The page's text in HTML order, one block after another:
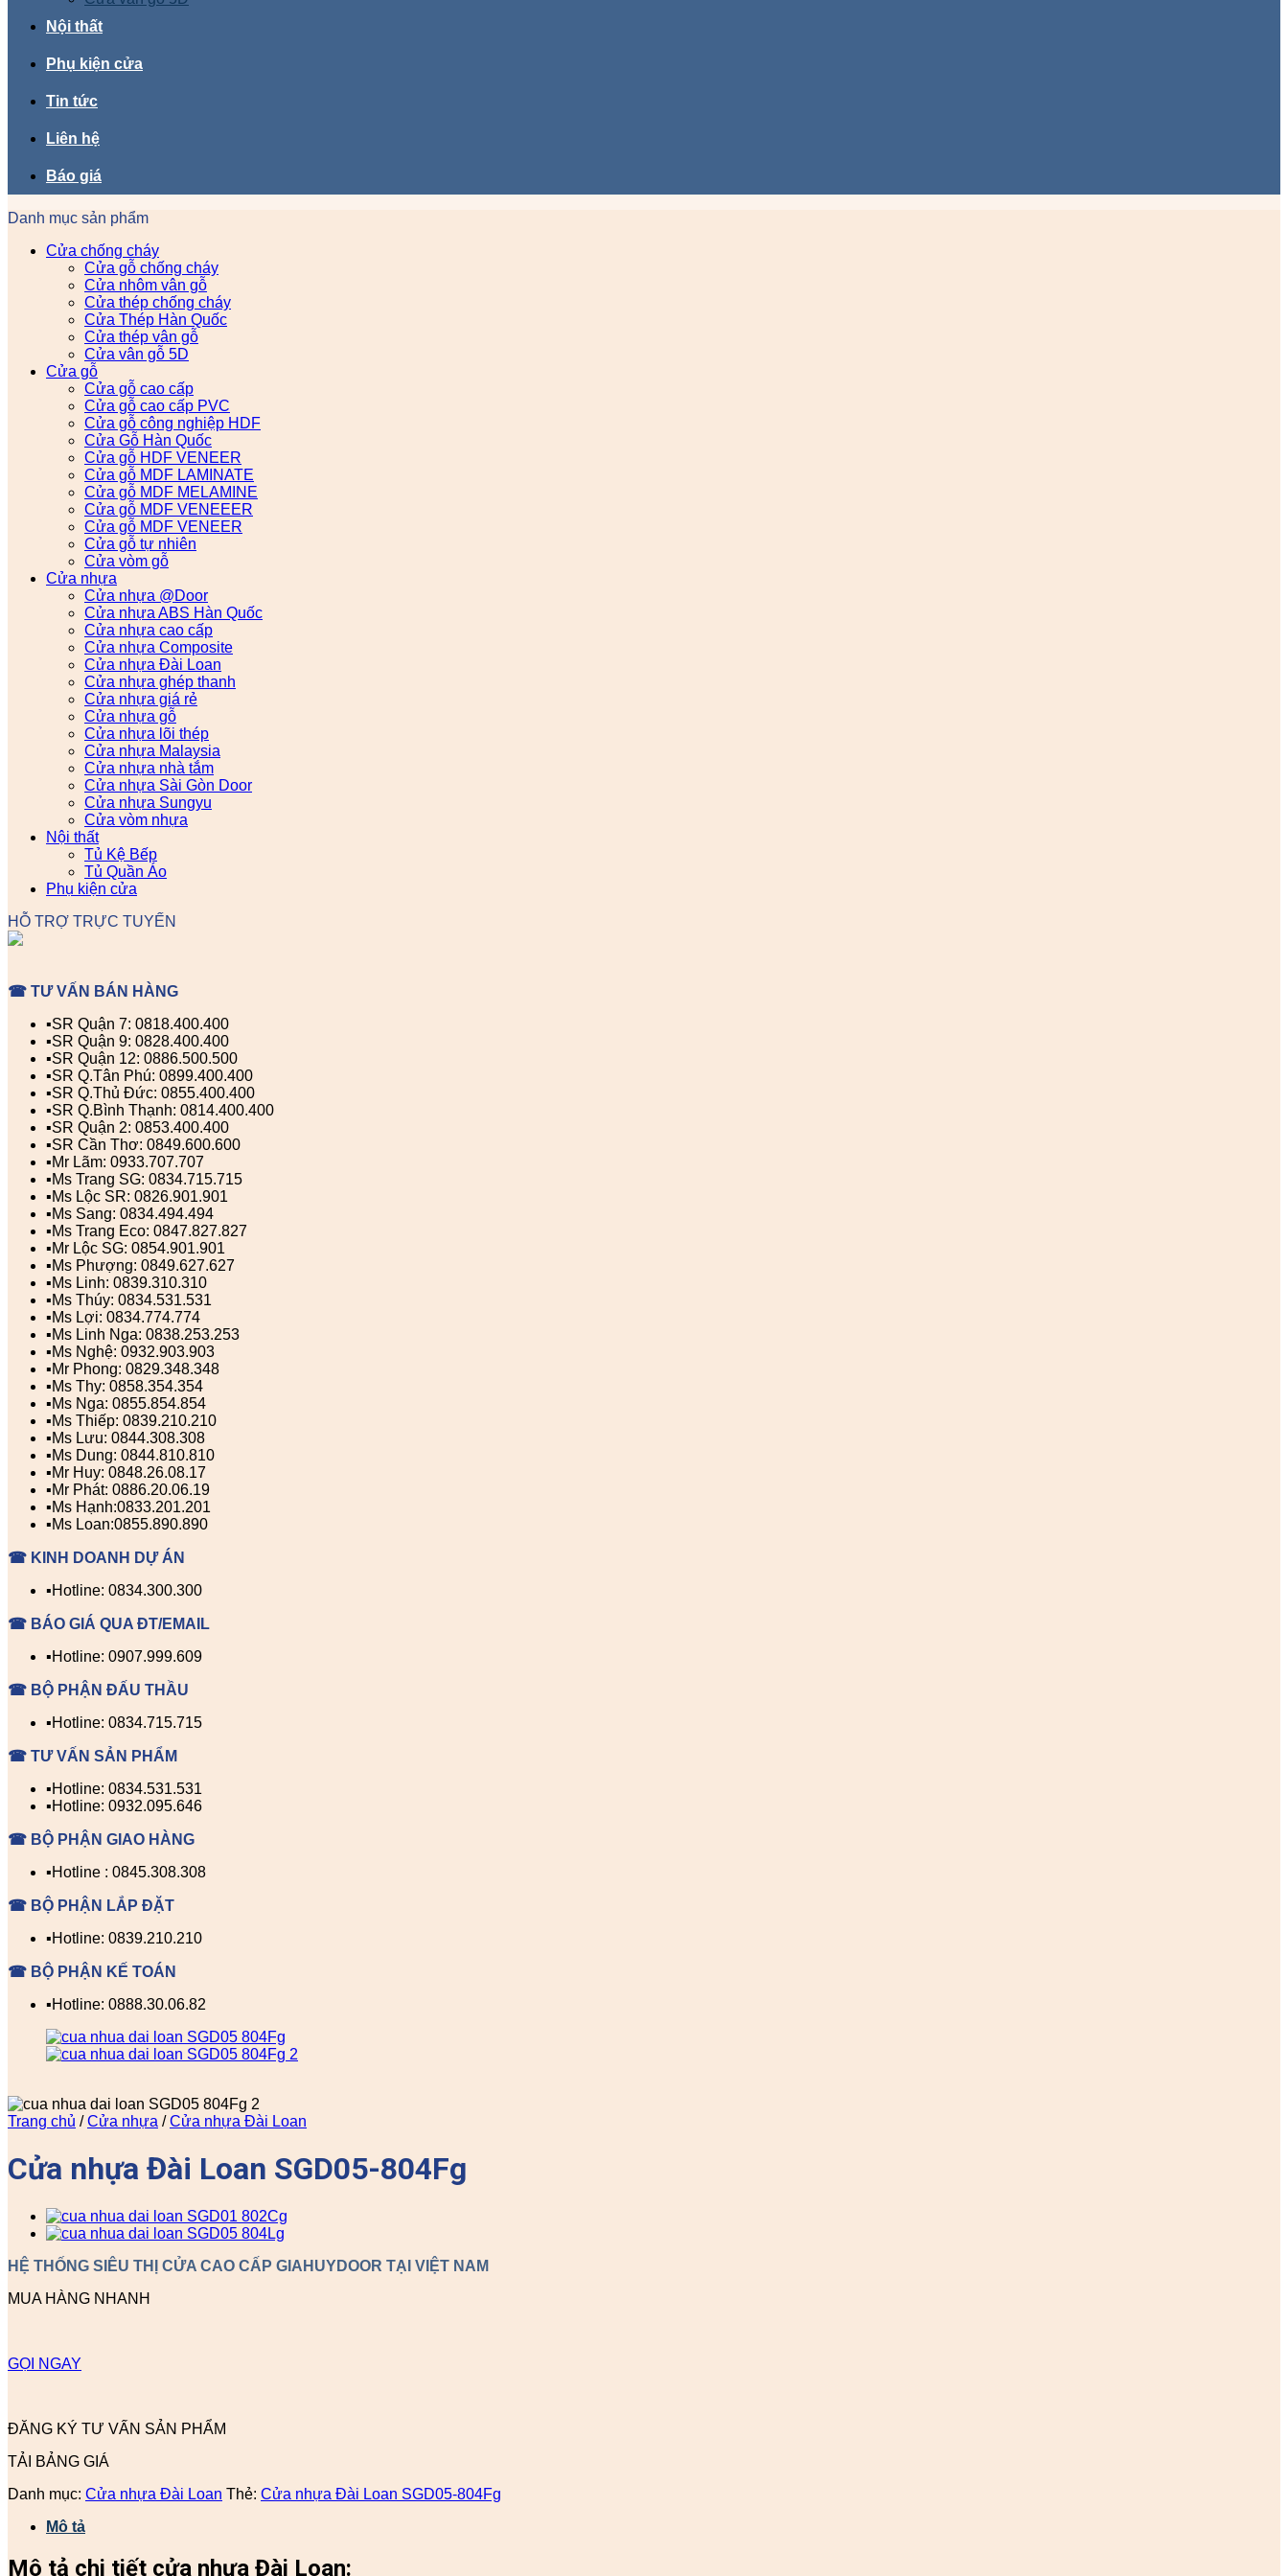
Nội thất
Phụ kiện cửa
Tin tức
Liên hệ
Báo giá
Danh mục sản phẩm
Cửa chống cháy
Cửa gỗ chống cháy
Cửa nhôm vân gỗ
Cửa thép chống cháy
Cửa Thép Hàn Quốc
Cửa thép vân gỗ
Cửa vân gỗ 5D
Cửa gỗ
Cửa gỗ cao cấp
Cửa gỗ cao cấp PVC
Cửa gỗ công nghiệp HDF
Cửa Gỗ Hàn Quốc
Cửa gỗ HDF VENEER
Cửa gỗ MDF LAMINATE
Cửa gỗ MDF MELAMINE
Cửa gỗ MDF VENEEER
Cửa gỗ MDF VENEER
Cửa gỗ tự nhiên
Cửa vòm gỗ
Cửa nhựa
Cửa nhựa @Door
Cửa nhựa ABS Hàn Quốc
Cửa nhựa cao cấp
Cửa nhựa Composite
Cửa nhựa Đài Loan
Cửa nhựa ghép thanh
Cửa nhựa giá rẻ
Cửa nhựa gỗ
Cửa nhựa lõi thép
Cửa nhựa Malaysia
Cửa nhựa nhà tắm
Cửa nhựa Sài Gòn Door
Cửa nhựa Sungyu
Cửa vòm nhựa
Nội thất
Tủ Kệ Bếp
Tủ Quần Áo
Phụ kiện cửa
HỖ TRỢ TRỰC TUYẾN
☎ TƯ VẤN BÁN HÀNG
▪️SR Quận 7: 0818.400.400
▪️SR Quận 9: 0828.400.400
▪️SR Quận 12: 0886.500.500
▪️SR Q.Tân Phú: 0899.400.400
▪️SR Q.Thủ Đức: 0855.400.400
▪️SR Q.Bình Thạnh: 0814.400.400
▪️SR Quận 2: 0853.400.400
▪️SR Cần Thơ: 0849.600.600
▪️Mr Lãm: 0933.707.707
▪️Ms Trang SG: 0834.715.715
▪️Ms Lộc SR: 0826.901.901
▪️Ms Sang: 0834.494.494
▪️Ms Trang Eco: 0847.827.827
▪️Mr Lộc SG: 0854.901.901
▪️Ms Phượng: 0849.627.627
▪️Ms Linh: 0839.310.310
▪️Ms Thúy: 0834.531.531
▪️Ms Lợi: 0834.774.774
▪️Ms Linh Nga: 0838.253.253
▪️Ms Nghệ: 0932.903.903
▪️Mr Phong: 0829.348.348
▪️Ms Thy: 0858.354.354
▪️Ms Nga: 0855.854.854
▪️Ms Thiếp: 0839.210.210
▪️Ms Lưu: 0844.308.308
▪️Ms Dung: 0844.810.810
▪️Mr Huy: 0848.26.08.17
▪️Mr Phát: 0886.20.06.19
▪️Ms Hạnh:0833.201.201
▪️Ms Loan:0855.890.890
☎ KINH DOANH DỰ ÁN
▪️Hotline: 0834.300.300
☎ BÁO GIÁ QUA ĐT/EMAIL
▪️Hotline: 0907.999.609
☎ BỘ PHẬN ĐẤU THẦU
▪️Hotline: 0834.715.715
☎ TƯ VẤN SẢN PHẨM
▪️Hotline: 0834.531.531
▪️Hotline: 0932.095.646
☎ BỘ PHẬN GIAO HÀNG
▪️Hotline : 0845.308.308
☎ BỘ PHẬN LẮP ĐẶT
▪️Hotline: 0839.210.210
☎ BỘ PHẬN KẾ TOÁN
▪️Hotline: 0888.30.06.82
Trang chủ / Cửa nhựa / Cửa nhựa Đài Loan
Cửa nhựa Đài Loan SGD05-804Fg
HỆ THỐNG SIÊU THỊ CỬA CAO CẤP GIAHUYDOOR TẠI VIỆT NAM
MUA HÀNG NHANH
GỌI NGAY
ĐĂNG KÝ TƯ VẤN SẢN PHẨM
TẢI BẢNG GIÁ
Danh mục: Cửa nhựa Đài Loan Thẻ: Cửa nhựa Đài Loan SGD05-804Fg
Mô tả
Mô tả chi tiết cửa nhựa Đài Loan: